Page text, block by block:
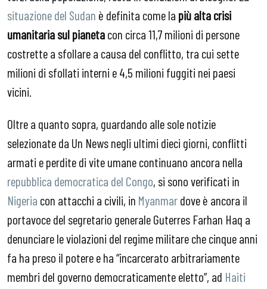
situazione del Sudan è definita come la più alta crisi
umanitaria sul pianetacon circa 11,7 milioni di persone
costrette a sfollare a causa del conflitto, tra cui sette
milioni di sfollati interni e 4,5 milioni fuggiti nei paesi
vicini.
Oltre a quanto sopra, guardando alle sole notizie
selezionate da Un News negli ultimi dieci giorni, conflitti
armati e perdite di vite umane continuano ancora nella
repubblica democratica del Congo, si sono verificati in
Nigeria con attacchi a civili, in Myanmardove è ancora il
portavoce del segretario generale Guterres Farhan Haq a
denunciare le violazioni del regime militare che cinque anni
fa ha preso il potere e ha “incarcerato arbitrariamente
membri del governo democraticamente eletto”, ad Haiti